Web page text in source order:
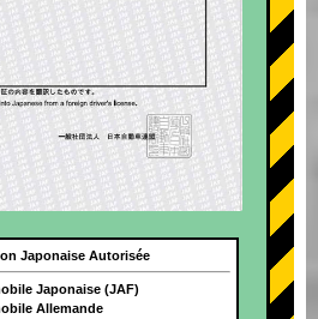
Japonaise Autorisée
Japonaise (JAF)
Allemande